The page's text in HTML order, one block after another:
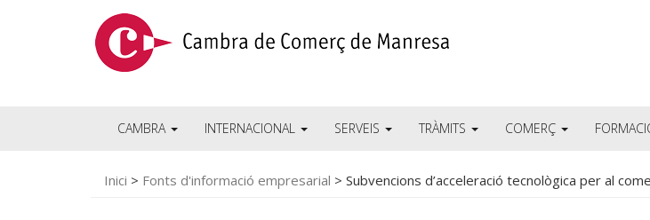
CAMBRA INTERNACIONAL SERVEIS TRÀMITS COMERÇ
Inici > Fonts d'informació empresarial > Subvencions d’acceleració tecnològica per al